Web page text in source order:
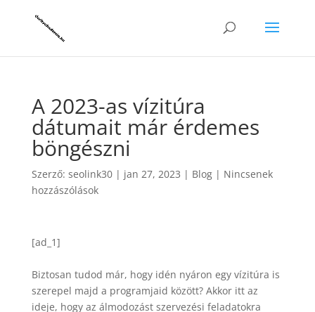
A 2023-as vízitúra
dátumait már érdemes
böngészni
Szerző: seolink30| jan 27, 2023 | Blog| Nincsenek
hozzászólások
[ad_1]
Biztosan tudod már, hogy idén nyáron egy vízitúra is
szerepel majd a programjaid között? Akkor itt az
ideje, hogy az álmodozást szervezési feladatokra